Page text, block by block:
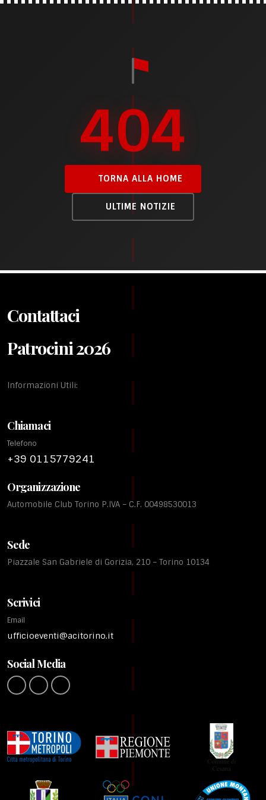
404
TORNA ALLA HOME
ULTIME NOTIZIE
Contattaci
Patrocini 2026
Informazioni Utili:
Chiamaci
Telefono
+39 0115779241
Organizzazione
Automobile Club Torino P.IVA – C.F. 00498530013
Sede
Piazzale San Gabriele di Gorizia, 210 – Torino 10134
Scrivici
Email
ufficioeventi@acitorino.it
Social Media